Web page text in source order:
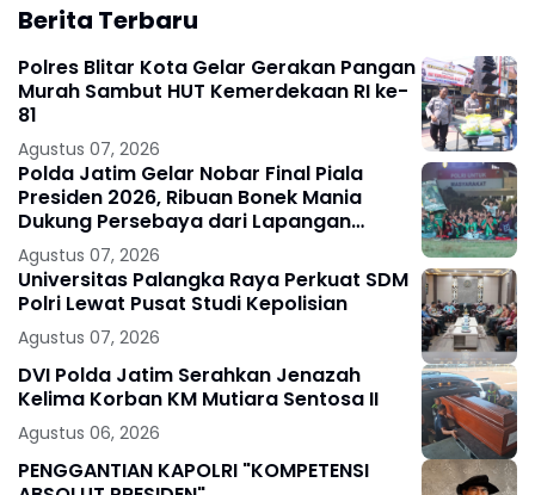
Berita Terbaru
Polres Blitar Kota Gelar Gerakan Pangan
Murah Sambut HUT Kemerdekaan RI ke-
81
Agustus 07, 2026
Polda Jatim Gelar Nobar Final Piala
Presiden 2026, Ribuan Bonek Mania
Dukung Persebaya dari Lapangan
Mapolda
Agustus 07, 2026
Universitas Palangka Raya Perkuat SDM
Polri Lewat Pusat Studi Kepolisian
Agustus 07, 2026
DVI Polda Jatim Serahkan Jenazah
Kelima Korban KM Mutiara Sentosa II
Agustus 06, 2026
PENGGANTIAN KAPOLRI "KOMPETENSI